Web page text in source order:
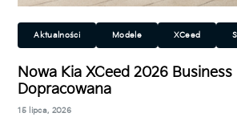
Aktualności Modele XCeed
Nowa Kia XCeed 2026 Business
Dopracowana
15 lipca, 2026